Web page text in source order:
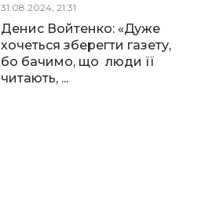
31.08.2024, 21:31
Денис Войтенко: «Дуже
хочеться зберегти газету,
бо бачимо, що люди її
читають, ...